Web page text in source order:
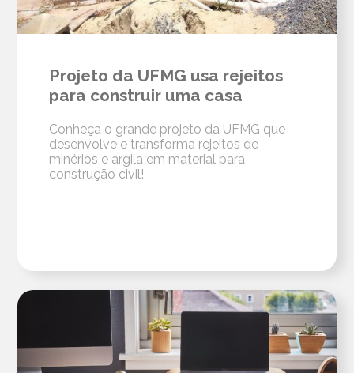
Projeto da UFMG usa rejeitos
para construir uma casa
Conheça o grande projeto da UFMG que
desenvolve e transforma rejeitos de
minérios e argila em material para
construção civil!